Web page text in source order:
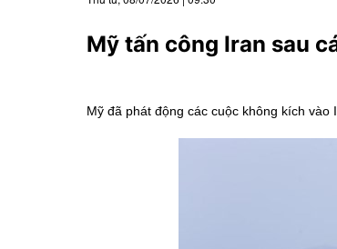
Mỹ tấn công Iran sau
Mỹ đã phát động các cuộc không kích